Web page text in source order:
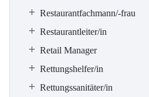
Restaurantfachmann/-frau
Restaurantleiter/in
Retail Manager
Rettungshelfer/in
Rettungssanitäter/in